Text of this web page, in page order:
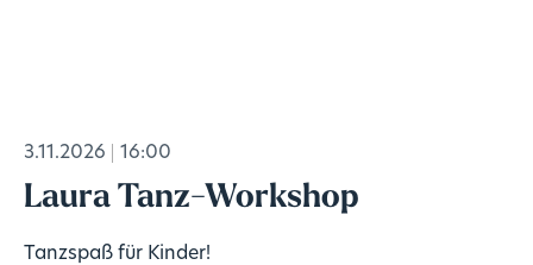
3.11.2026 16:00
Laura Tanz-Workshop
Tanzspaß für Kinder!